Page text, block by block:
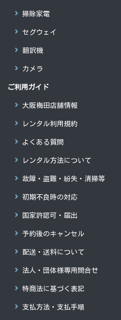
掃除家電
セグウェイ
翻訳機
カメラ
ご利用ガイド
大阪梅田店舗情報
レンタル利用規約
よくある質問
レンタル方法について
故障・盗難・紛失・清掃等
初期不良時の対応
国家許認可・届出
予約後のキャンセル
配送・送料について
法人・団体様専用問合せ
特商法に基づく表記
支払方法・支払手順